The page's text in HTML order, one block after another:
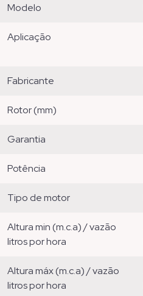
modelo
aplicação
fabricante
rotor (mm)
garantia
potência
tipo de motor
altura min (m.c.a) / vazão
litros por hora
altura máx (m.c.a) / vazão
litros por hora